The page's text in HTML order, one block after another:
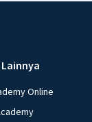
Online